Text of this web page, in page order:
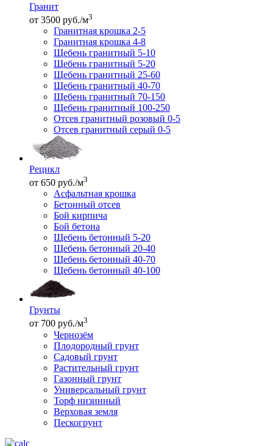
Гранит
от 3500 руб./м3
Гранитная крошка 2-5
Гранитная крошка 4-8
Щебень гранитный 5-10
Щебень гранитный 5-20
Щебень гранитный 25-60
Щебень гранитный 40-70
Щебень гранитный 70-150
Щебень гранитный 100-250
Отсев гранитный розовый 0-5
Отсев гранитный серый 0-5
Рецикл
от 650 руб./м3
Асфальтная крошка
Бетонный отсев
Бой кирпича
Бой бетона
Щебень бетонный 5-20
Щебень бетонный 20-40
Щебень бетонный 40-70
Щебень бетонный 40-100
Грунты
от 700 руб./м3
Чернозём
Плодородный грунт
Садовый грунт
Растительный грунт
Газонный грунт
Универсальный грунт
Торф низинный
Верховая земля
Пескогрунт